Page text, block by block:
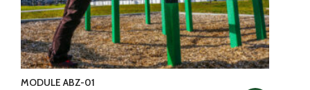
MODULE ABZ-01